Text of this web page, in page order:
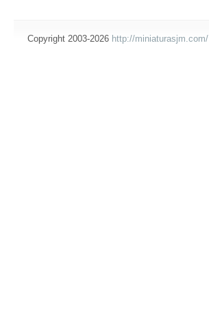
Copyright 2003-2026 http://miniaturasjm.com/